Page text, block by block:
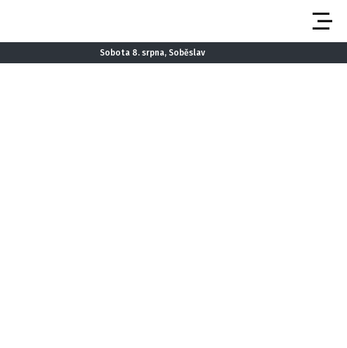
Sobota 8. srpna, Soběslav